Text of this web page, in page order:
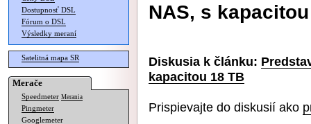
Dostupnosť DSL
Fórum o DSL
Výsledky meraní
Satelitná mapa SR
Merače
Speedmeter Merania
Pingmeter
Googlemeter
NAS, s
Diskusia k článku:
kapacitou 18 TB
Prispievajte do diskusií ako